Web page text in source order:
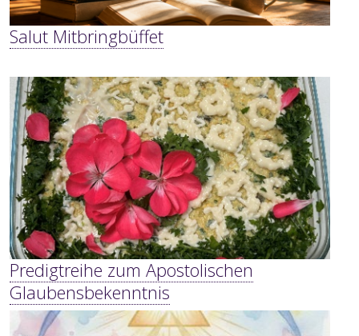
Salut Mitbringbüffet
Predigtreihe zum Apostolischen
Glaubensbekenntnis